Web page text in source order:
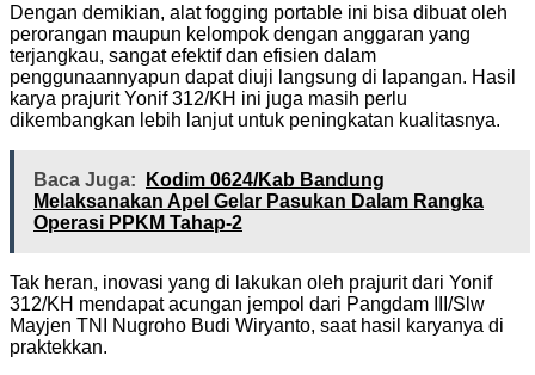
Dengan demikian, alat fogging portable ini bisa dibuat oleh
perorangan maupun kelompok dengan anggaran yang
terjangkau, sangat efektif dan efisien dalam
penggunaannyapun dapat diuji langsung di lapangan. Hasil
karya prajurit Yonif 312/KH ini juga masih perlu
dikembangkan lebih lanjut untuk peningkatan kualitasnya.
Baca Juga:
Kodim 0624/Kab Bandung
Melaksanakan Apel Gelar Pasukan Dalam Rangka
Operasi PPKM Tahap-2
Tak heran, inovasi yang di lakukan oleh prajurit dari Yonif
312/KH mendapat acungan jempol dari Pangdam III/Slw
Mayjen TNI Nugroho Budi Wiryanto, saat hasil karyanya di
praktekkan.